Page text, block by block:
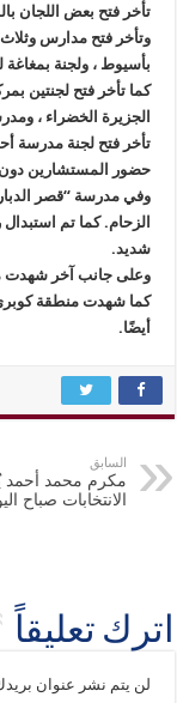
تأخر فتح بعض اللجان
وتأخر فتح مدارس
بأسيوط ، ولجنة
كما تأخر فتح لجنتين
الجزيرة الخضراء ،
حضور المستشارين دون
وفي مدرسة “قصر
الزحام. كما تم استبدال
شديد.
وعلى جانب آخر شهدت
كما شهدت منطقة كوبرى
أيضًا.
السابق
مكرم محمد أحمد
الانتخابات صباح
اترك تعليقاً
لن يتم نشر عنوان